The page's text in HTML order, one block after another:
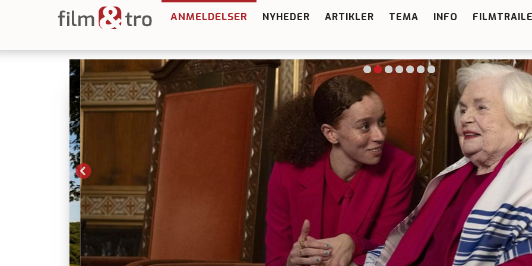
ANMELDELSER NYHEDER ARTIKLER TEMA INFO